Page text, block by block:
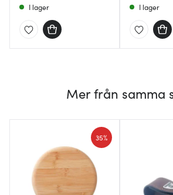
I lager I lager
Mer från samma
35%